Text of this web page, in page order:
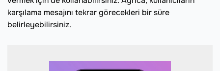
karşılama mesajını tekrar görecekleri bir süre
belirleyebilirsiniz.